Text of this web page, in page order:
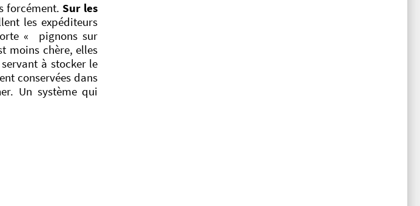
forcément.Sur les
les expéditeurs
« pignons sur
moins chère, elles
à stocker le
conservées dans
Un système qui